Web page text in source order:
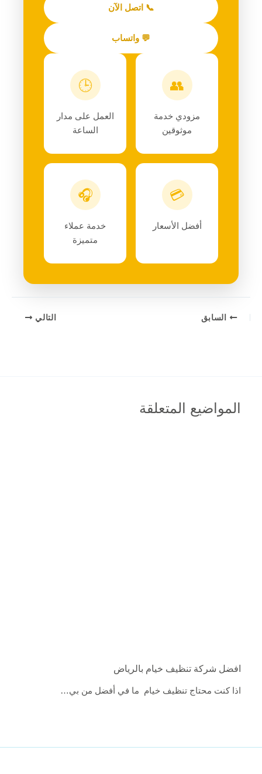
👥
مزودي خدمة
موثوقين
🕒
العمل على مدار
الساعة
💳
أفضل الأسعار
🎧
خدمة عملاء
متميزة
📞 اتصل الآن
💬 واتساب
السابق التالي
المواضيع المتعلقة
افضل شركة تنظيف خيام بالرياض
اذا كنت محتاج تنظيف خيام ما في أفضل من بي…